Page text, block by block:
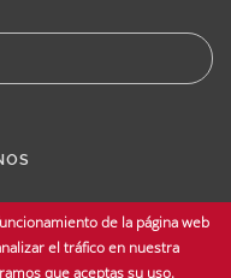
de la página web
el tráfico en nuestra
que aceptas su uso.